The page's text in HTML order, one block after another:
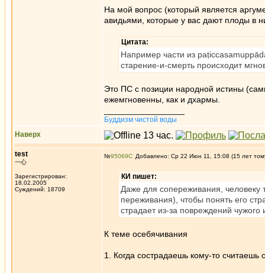
На мой вопрос (который является
авидьями, которые у вас дают плоды в
Цитата:
Например части из
старение-и-смерть происходит
Это ПС с позиции народной истины
ежемгновенны, как и дхармы.
Буддизм чистой воды
Наверх
test
一心
Зарегистрирован:
18.02.2005
Суждений: 18709
№95069 Добавлено: Ср 22 Июн 11, 15:08 (15 лет
КИ пишет:
Даже для сопереживания, человеку
переживания), чтобы понять его
страдает из-за повреждений чужого
К теме осебячивания
1. Когда сострадаешь кому-то